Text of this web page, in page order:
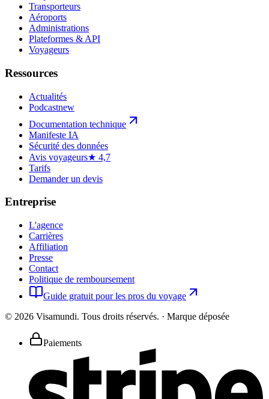
Transporteurs
Aéroports
Administrations
Plateformes & API
Voyageurs
Ressources
Actualités
Podcastnew
Documentation technique
Manifeste IA
Sécurité des données
Avis voyageurs★ 4,7
Tarifs
Demander un devis
Entreprise
L'agence
Carrières
Affiliation
Presse
Contact
Politique de remboursement
Guide gratuit pour les pros du voyage
© 2026 Visamundi. Tous droits réservés. · Marque déposée
Paiements